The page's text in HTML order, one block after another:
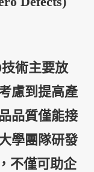
技術主要放
慮到提高產
品質僅能接
學團隊研發
不僅可助企